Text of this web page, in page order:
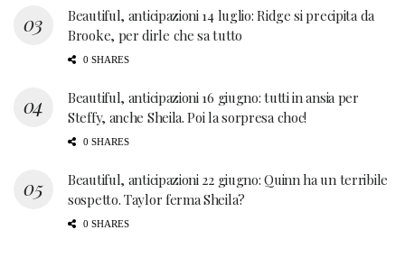
Beautiful, anticipazioni 14 luglio: Ridge si precipita da
Brooke, per dirle che sa tutto
0 SHARES
Beautiful, anticipazioni 16 giugno: tutti in ansia per
Steffy, anche Sheila. Poi la sorpresa choc!
0 SHARES
Beautiful, anticipazioni 22 giugno: Quinn ha un terribile
sospetto. Taylor ferma Sheila?
0 SHARES